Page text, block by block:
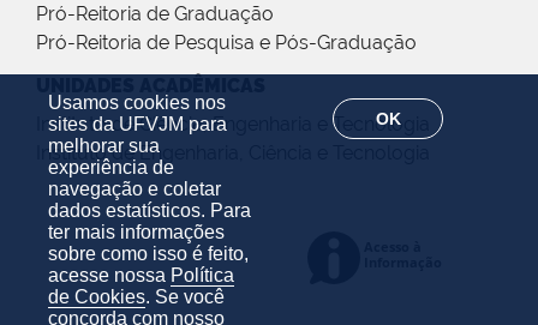
Usamos cookies nos
sites da UFVJM para
melhorar sua
experiência de
navegação e coletar
dados estatísticos. Para
ter mais informações
sobre como isso é feito,
acesse nossa Política
de Cookies. Se você
concorda com nosso
OK
Pró-Reitoria de Graduação
Pró-Reitoria de Pesquisa e Pós-Graduação
Instituto de Ciência, Engenharia e Tecnologia
Instituto de Engenharia, Ciência e Tecnologia